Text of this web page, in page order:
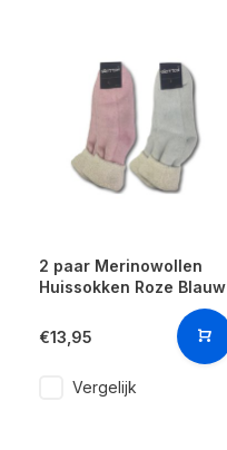
2 paar Merinowollen
Huissokken Roze Blauw
€13,95
Vergelijk